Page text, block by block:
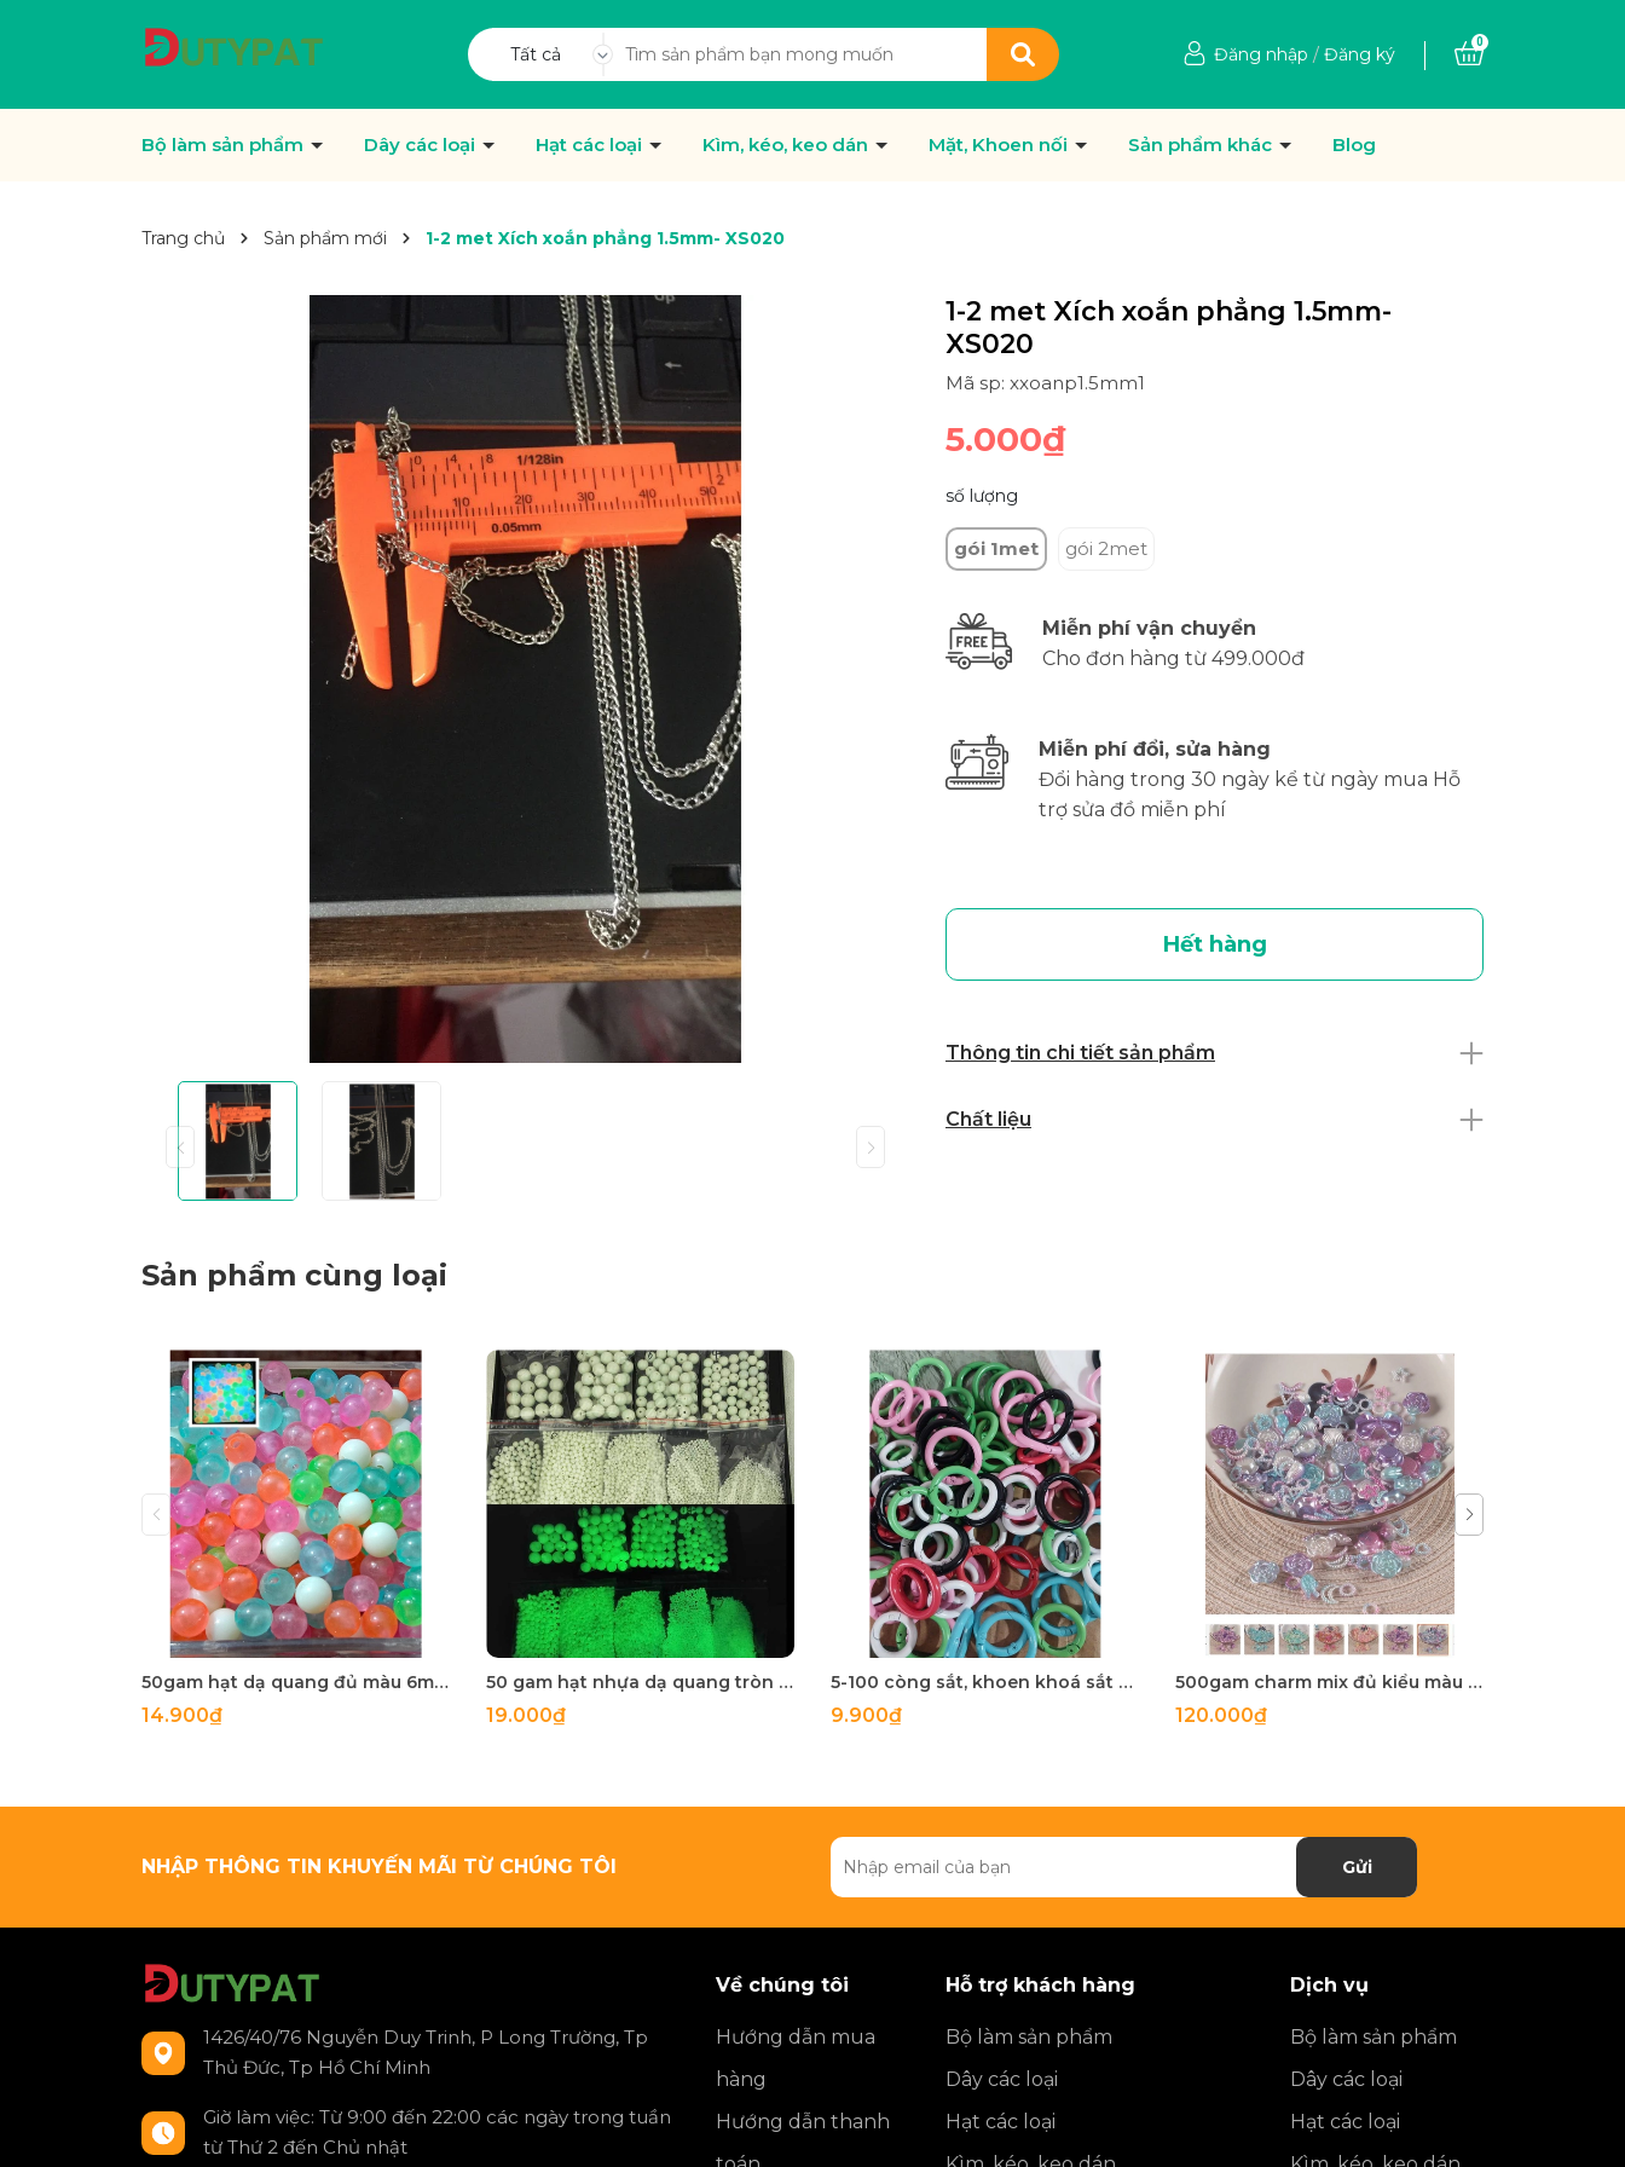
Tất cả Đăng nhập / Đăng ký
0
Bộ làm sản phẩm Dây các loại Hạt các loại Kìm, kéo, keo dán Mặt, Khoen nối Sản phẩm khác Blog
Trang chủ Sản phẩm mới 1-2 met Xích xoắn phẳng 1.5mm- XS020
1-2 met Xích xoắn phẳng 1.5mm-
XS020
Mã sp: xxoanp1.5mm1
5.000₫
số lượng
gói 1met gói 2met
Miễn phí vận chuyển
Cho đơn hàng từ 499.000đ
Miễn phí đổi, sửa hàng
Đổi hàng trong 30 ngày kể từ ngày mua Hỗ
trợ sửa đồ miễn phí
Hết hàng
Thông tin chi tiết sản phẩm
Chất liệu
Sản phẩm cùng loại
50gam hạt dạ quang đủ màu 6mm, 8mm, 10mm, 12mm, hạt nhựa tròn
14.900₫
50 gam hạt nhựa dạ quang tròn đủ size 4mm, 5mm, 6mm, 8mm, 10mm, 12mm, 14mm, 16mm ,18mm , 10mm, 22mm, 25mm
19.000₫
5-100 còng sắt, khoen khoá sắt mix màu 20mm, 25mm, 28mm
9.900₫
500gam charm mix đủ kiểu màu ngọc trai, hạt charm mix đủ kiểu
120.000₫
NHẬP THÔNG TIN KHUYẾN MÃI TỪ CHÚNG TÔI Gửi
1426/40/76 Nguyễn Duy Trinh, P Long Trường, Tp
Thủ Đức, Tp Hồ Chí Minh
Giờ làm việc: Từ 9:00 đến 22:00 các ngày trong tuần
từ Thứ 2 đến Chủ nhật
Về chúng tôi
Hướng dẫn mua
hàng
Hướng dẫn thanh
Hỗ trợ khách hàng
Bộ làm sản phẩm
Dây các loại
Hạt các loại
Dịch vụ
Bộ làm sản phẩm
Dây các loại
Hạt các loại